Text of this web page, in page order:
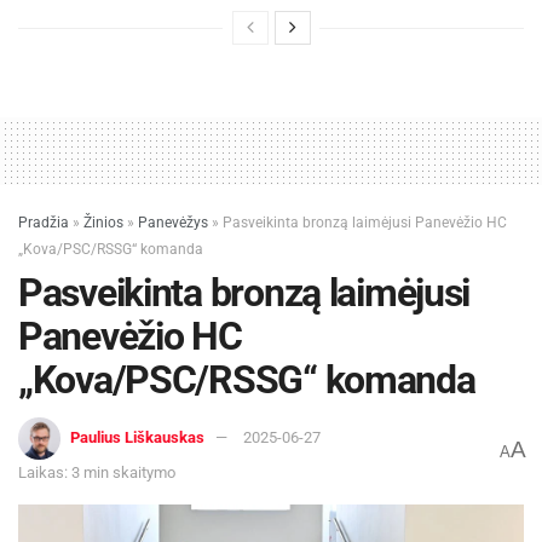
AB „Kelių priežiūra“ inf.
Pradžia » Žinios » Panevėžys » Pasveikinta bronzą laimėjusi Panevėžio HC
„Kova/PSC/RSSG“ komanda
Pasveikinta bronzą laimėjusi
Panevėžio HC
„Kova/PSC/RSSG“ komanda
Paulius Liškauskas
2025-06-27
Laikas: 3 min skaitymo
AA